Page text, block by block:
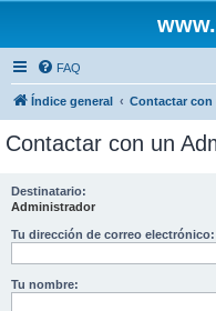
FAQ
Índice general Contactar
Contactar con un
Destinatario:
Administrador
Tu dirección de correo electrónico:
Tu nombre: